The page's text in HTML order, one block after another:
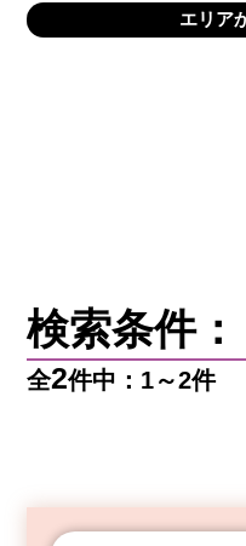
エリア
検索条件
全2件中：1～2件